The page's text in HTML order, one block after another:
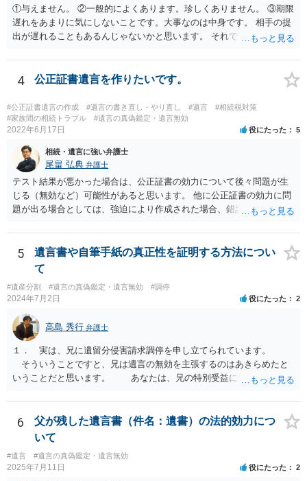
①与えません。 ②一般的によくあります。珍しくありません。 ③期限
遅れをあまりに気にしないことです。大事なのは中身です。 相手の提
出が遅れることもあるんじゃないかと思います。 それでもあなた有利
4 公正証書遺言を作りたいです。
#公正証書遺言の作成 #遺言の書き直し・やり直し #遺言
#相続税対策
#家族間の相続トラブル
#遺言の真偽鑑定・遺言無効
2022年6月17日 役にたった 5
相続・遺言に強い弁護士
尾畠 弘典 弁護士
テスト結果が悪かった場合は、公正証書の効力について後々問題が生
じる（無効など）可能性があると思います。 他に公正証書の効力に問
題が出る場合としては、強迫により作成された場合、錯誤（勘違い）
すが、弁護士に作成を依頼する場合は、１０～数十万円程度になるケ
ースが多いと思います。 報酬体系は、弁護士ごとに異なりますので一
律の基準はありません。
5
遺言書や自筆手紙の真正性を証明する方法につい
て
#遺産分割 #遺言の真偽鑑定・遺言無効 #調停
2024年7月2日 役にたった 2
高島 秀行 弁護士
１． 実は、兄に遺留分侵害請求調停を申し立てられています。
そういうことですと、兄は遺言の無効を主張するのはあきらめたと
いうことだと思います。 あなたは、兄の特別受益について立証し
詳しい事情を話して相談された方がよいと思います。
6
父が残した遺言書（件名：遺書）の法的効力につ
いて
#遺言 #遺言の真偽鑑定・遺言無効
2025年7月11日 役にたった 2